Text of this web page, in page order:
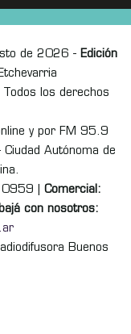
de 2026 - Edición
los derechos
y por FM 95.9
Autónoma de
| Comercial:
con nosotros:
Buenos